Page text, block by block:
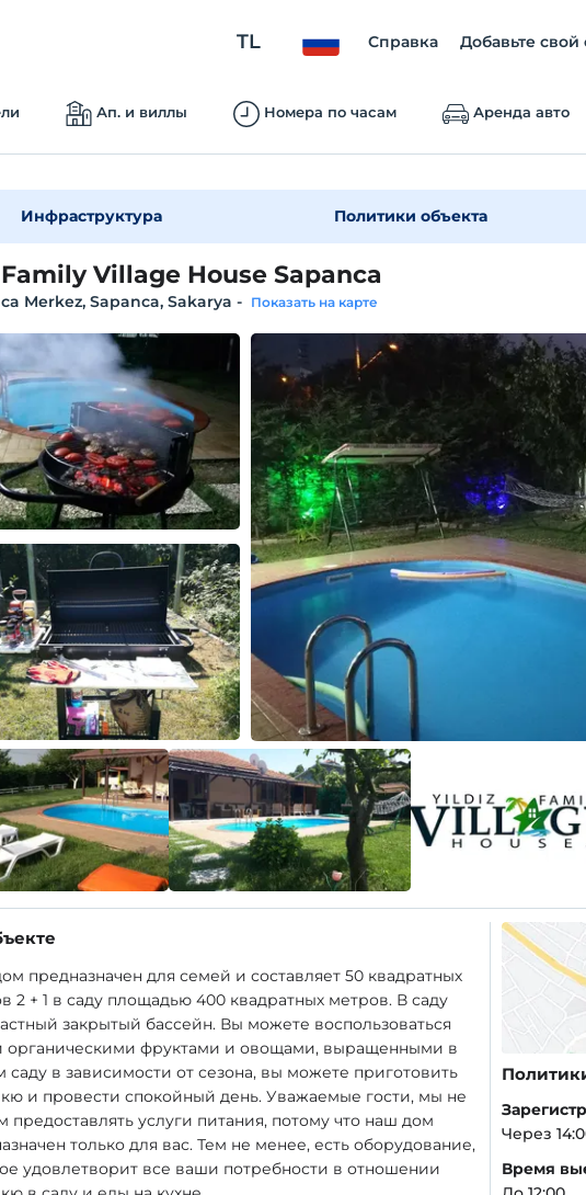
TL Справка Добавьте
Ап. и виллы Номера по часам Аренда авто
Инфраструктура Политики объекта
Village House Sapanca
Merkez, Sapanca, Sakarya - Показать на карте
предназначен для семей и составляет 50 квадратных
2 + 1 в саду площадью 400 квадратных метров. В саду
закрытый бассейн. Вы можете воспользоваться
органическими фруктами и овощами, выращенными в
саду в зависимости от сезона, вы можете приготовить
и провести спокойный день. Уважаемые гости, мы не
предоставлять услуги питания, потому что наш дом
только для вас. Тем не менее, есть оборудование,
удовлетворит все ваши потребности в отношении
Через
Время